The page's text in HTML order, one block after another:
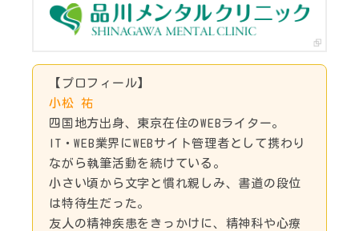
【プロフィール】
小松 祐
四国地方出身、東京在住のWEBライター。
IT・WEB業界にWEBサイト管理者として携わり
ながら執筆活動を続けている。
小さい頃から文字と慣れ親しみ、書道の段位
は特待生だった。
友人の精神疾患をきっかけに、精神科や心療